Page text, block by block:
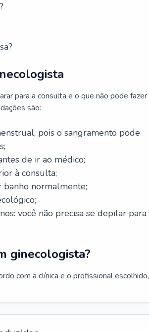
para a consulta e o que não pode fazer
são:
pois o sangramento pode
de ir ao médico;
à consulta;
banho normalmente;
você não precisa se depilar para
ginecologista?
com a clínica e o profissional escolhido,